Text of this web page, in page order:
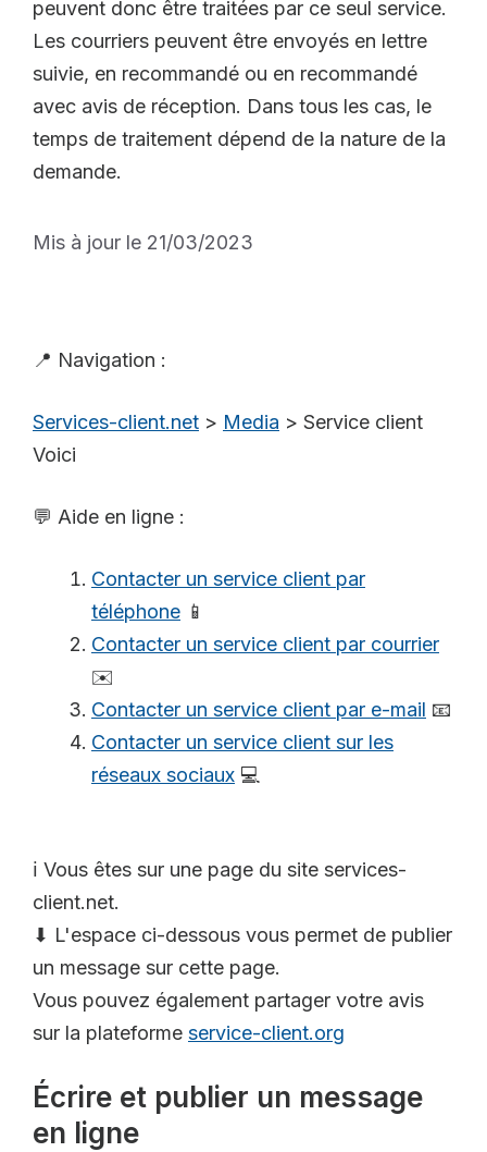
peuvent donc être traitées par ce seul service.
Les courriers peuvent être envoyés en lettre
suivie, en recommandé ou en recommandé
avec avis de réception. Dans tous les cas, le
temps de traitement dépend de la nature de la
demande.
Mis à jour le 21/03/2023
📍 Navigation :
Services-client.net > Media > Service client
Voici
💬 Aide en ligne :
Contacter un service client par
téléphone 📱
Contacter un service client par courrier
✉️
Contacter un service client par e-mail 📧
Contacter un service client sur les
réseaux sociaux 💻
ℹ️ Vous êtes sur une page du site services-
client.net.
⬇ L'espace ci-dessous vous permet de publier
un message sur cette page.
Vous pouvez également partager votre avis
sur la plateforme service-client.org
Écrire et publier un message
en ligne